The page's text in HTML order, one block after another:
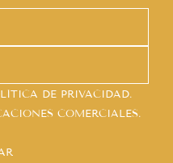
DE PRIVACIDAD.
COMERCIALES.